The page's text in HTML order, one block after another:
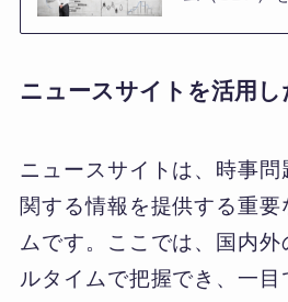
ニュースサイトを活用
ニュースサイトは、時事
関する情報を提供する重
ムです。ここでは、国内
ルタイムで把握でき、一